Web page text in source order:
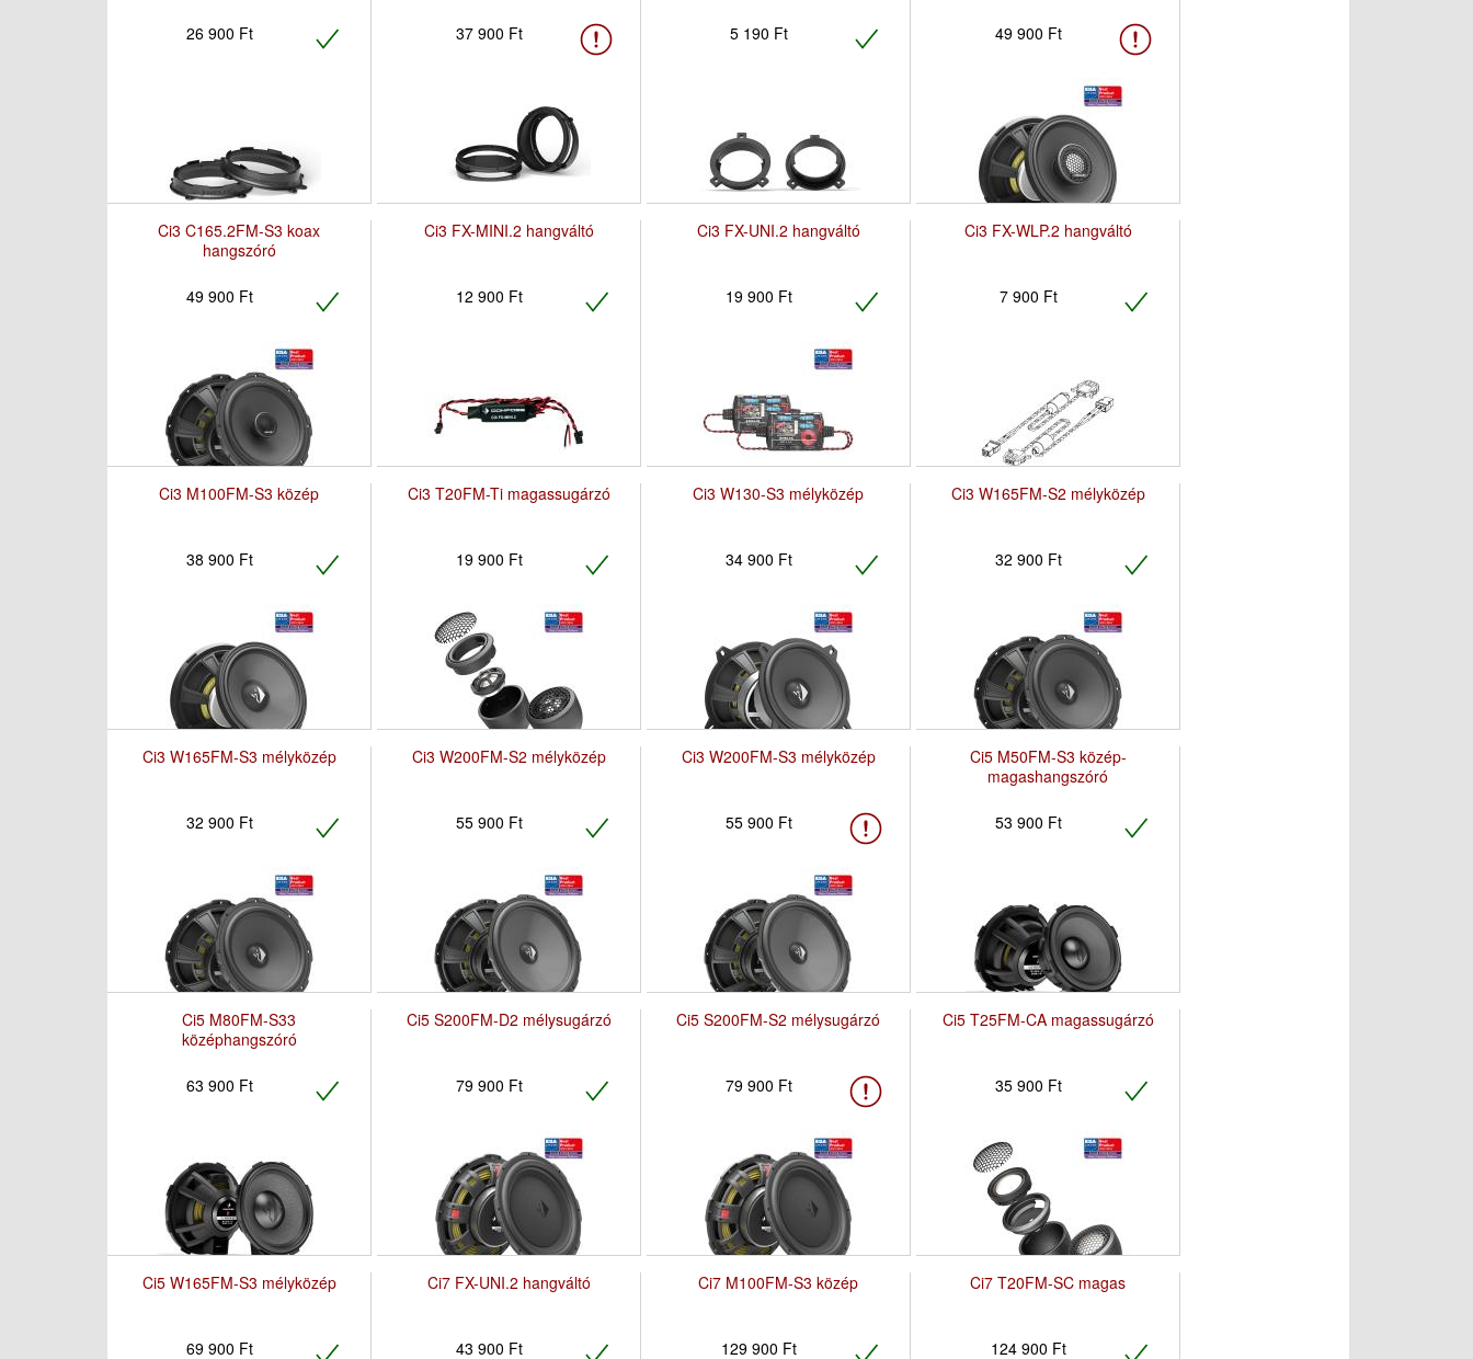
26 900 Ft 37 900 Ft 5 190 Ft 49 900 Ft
Ci3 C165.2FM-S3 koax
hangszóró
49 900 Ft
Ci3 FX-MINI.2 hangváltó
12 900 Ft
Ci3 FX-UNI.2 hangváltó
19 900 Ft
Ci3 FX-WLP.2 hangváltó
7 900 Ft
Ci3 M100FM-S3 közép
38 900 Ft
Ci3 T20FM-Ti magassugárzó
19 900 Ft
Ci3 W130-S3 mélyközép
34 900 Ft
Ci3 W165FM-S2 mélyközép
32 900 Ft
Ci3 W165FM-S3 mélyközép
32 900 Ft
Ci3 W200FM-S2 mélyközép
55 900 Ft
Ci3 W200FM-S3 mélyközép
55 900 Ft
Ci5 M50FM-S3 közép-
magashangszóró
53 900 Ft
Ci5 M80FM-S33
középhangszóró
63 900 Ft
Ci5 S200FM-D2 mélysugárzó
79 900 Ft
Ci5 S200FM-S2 mélysugárzó
79 900 Ft
Ci5 T25FM-CA magassugárzó
35 900 Ft
Ci5 W165FM-S3 mélyközép
69 900 Ft
Ci7 FX-UNI.2 hangváltó
43 900 Ft
Ci7 M100FM-S3 közép
129 900 Ft
Ci7 T20FM-SC magas
124 900 Ft